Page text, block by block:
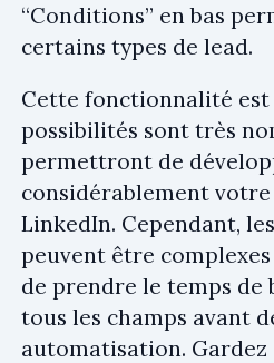
“Conditions” en bas
certains types de lead.
Cette fonctionnalité est
possibilités sont très
permettront de
considérablement
LinkedIn. Cependant,
peuvent être
de prendre le temps de
tous les champs avant
automatisation. Gardez